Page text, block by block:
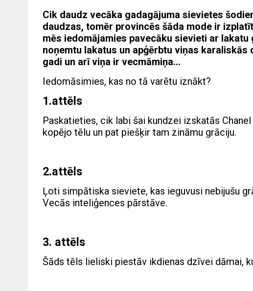
Cik daudz vecāka gadagājuma sievietes
daudzas, tomēr provincēs šāda mode ir
mēs iedomājamies pavecāku sievieti ar
noņemtu lakatus un apģērbtu viņas
gadi un arī viņa ir vecmāmiņa…
Iedomāsimies, kas no tā varētu iznākt?
1.attēls
Paskatieties, cik labi šai kundzei izskatās
kopējo tēlu un pat piešķir tam zināmu grāciju.
2.attēls
Ļoti simpātiska sieviete, kas ieguvusi nebijušu
Vecās inteliģences pārstāve.
3. attēls
Šāds tēls lieliski piestāv ikdienas dzīvei dāmai,